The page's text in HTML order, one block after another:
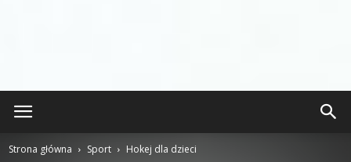
Strona główna Sport Hokej dla dzieci